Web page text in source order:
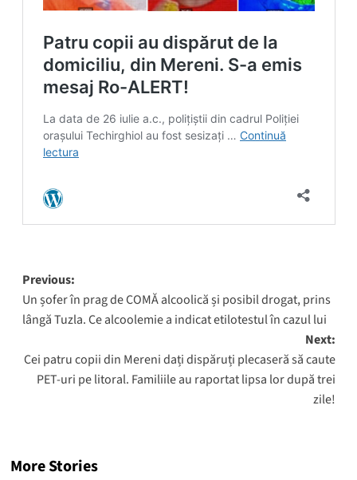
Post
navigation
Previous:
Un șofer în prag de COMĂ alcoolică și posibil drogat, prins
lângă Tuzla. Ce alcoolemie a indicat etilotestul în cazul lui
Next:
Cei patru copii din Mereni dați dispăruți plecaseră să caute
PET-uri pe litoral. Familiile au raportat lipsa lor după trei
zile!
More Stories